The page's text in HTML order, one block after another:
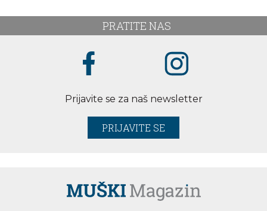
PRATITE NAS
Prijavite se za naš newsletter
PRIJAVITE SE